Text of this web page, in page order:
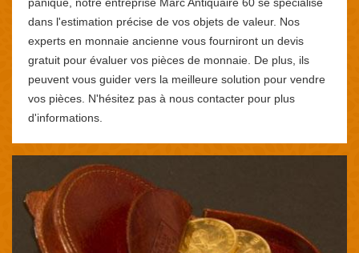
dans l'estimation précise de vos objets de valeur. Nos
experts en monnaie ancienne vous fourniront un devis
gratuit pour évaluer vos pièces de monnaie. De plus, ils
peuvent vous guider vers la meilleure solution pour vendre
vos pièces. N'hésitez pas à nous contacter pour plus
d'informations.